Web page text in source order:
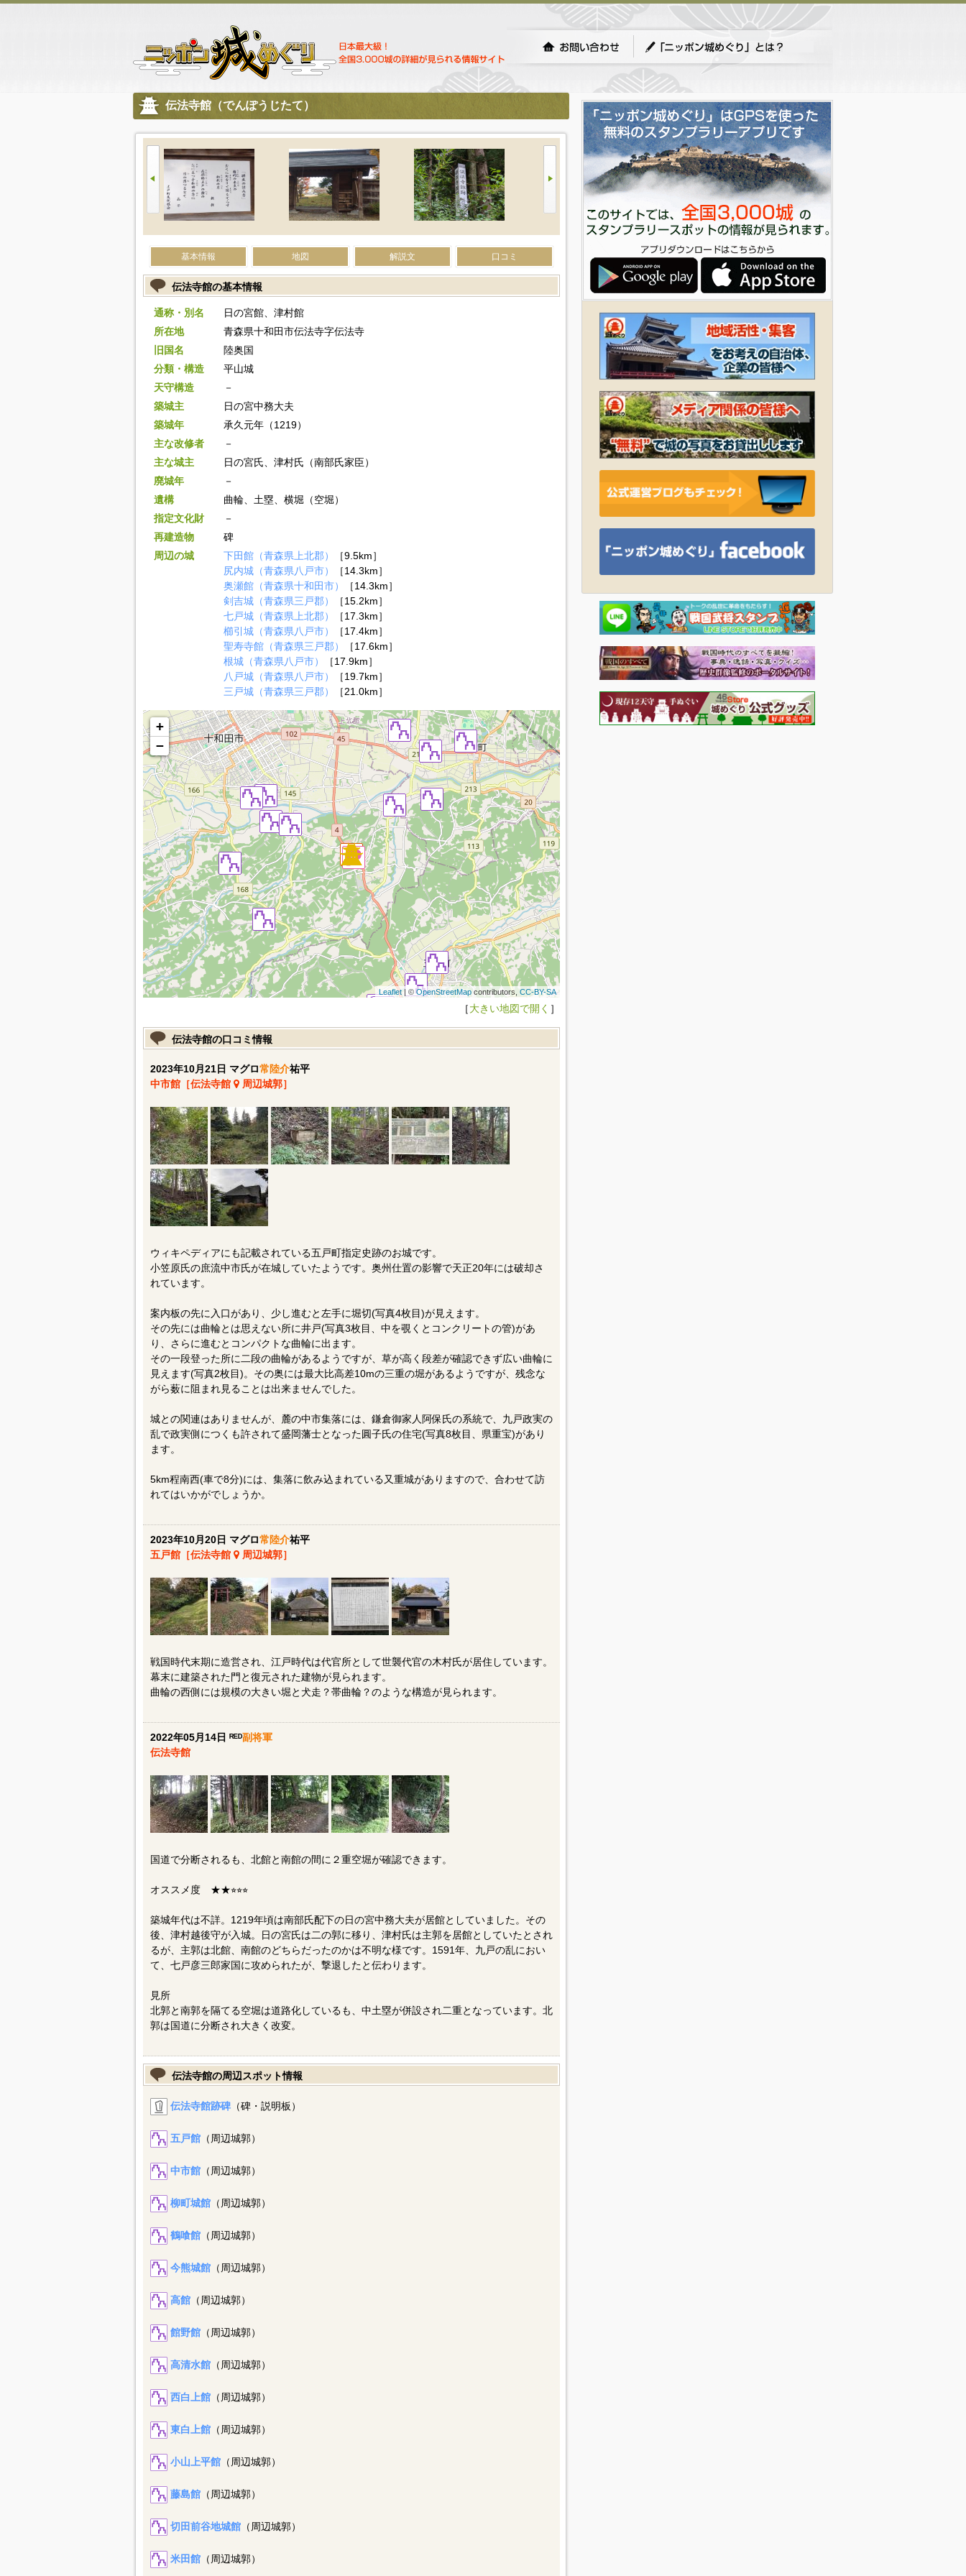
伝法寺館（でんぽうじたて）
基本情報 地図 解説文 口コミ
伝法寺館の基本情報
通称・別名
日の宮館、津村館
所在地
青森県十和田市伝法寺字伝法寺
旧国名
陸奥国
分類・構造
平山城
天守構造
－
築城主
日の宮中務大夫
築城年
承久元年（1219）
主な改修者
－
主な城主
日の宮氏、津村氏（南部氏家臣）
廃城年
－
遺構
曲輪、土塁、横堀（空堀）
指定文化財
－
再建造物
碑
周辺の城
下田館（青森県上北郡）
［9.5km］
尻内城（青森県八戸市）
［14.3km］
奥瀬館（青森県十和田市）
［14.3km］
剣吉城（青森県三戸郡）
［15.2km］
七戸城（青森県上北郡）
［17.3km］
櫛引城（青森県八戸市）
［17.4km］
聖寿寺館（青森県三戸郡）
［17.6km］
根城（青森県八戸市）
［17.9km］
八戸城（青森県八戸市）
［19.7km］
三戸城（青森県三戸郡）
［21.0km］
+
−
Leaflet| ©OpenStreetMapcontributors, CC-BY-SA
［大きい地図で開く ］
伝法寺館の口コミ情報
2023年10月21日 マグロ常陸介祐平
中市館［伝法寺館
周辺城郭］
ウィキペディアにも記載されている五戸町指定史跡のお城です。
小笠原氏の庶流中市氏が在城していたようです。奥州仕置の影響で天正20年には破却さ
れています。
案内板の先に入口があり、少し進むと左手に堀切(写真4枚目)が見えます。
その先には曲輪とは思えない所に井戸(写真3枚目、中を覗くとコンクリートの管)があ
り、さらに進むとコンパクトな曲輪に出ます。
その一段登った所に二段の曲輪があるようですが、草が高く段差が確認できず広い曲輪に
見えます(写真2枚目)。その奥には最大比高差10mの三重の堀があるようですが、残念な
がら薮に阻まれ見ることは出来ませんでした。
城との関連はありませんが、麓の中市集落には、鎌倉御家人阿保氏の系統で、九戸政実の
乱で政実側につくも許されて盛岡藩士となった圓子氏の住宅(写真8枚目、県重宝)があり
ます。
5km程南西(車で8分)には、集落に飲み込まれている又重城がありますので、合わせて訪
れてはいかがでしょうか。
2023年10月20日 マグロ常陸介祐平
五戸館［伝法寺館
周辺城郭］
戦国時代末期に造営され、江戸時代は代官所として世襲代官の木村氏が居住しています。
幕末に建築された門と復元された建物が見られます。
曲輪の西側には規模の大きい堀と犬走？帯曲輪？のような構造が見られます。
2022年05月14日 ᴿᴱᴰ副将軍
伝法寺館
国道で分断されるも、北館と南館の間に２重空堀が確認できます。
オススメ度 ★★⭐︎⭐︎⭐︎
築城年代は不詳。1219年頃は南部氏配下の日の宮中務大夫が居館としていました。その
後、津村越後守が入城。日の宮氏は二の郭に移り、津村氏は主郭を居館としていたとされ
るが、主郭は北館、南館のどちらだったのかは不明な様です。1591年、九戸の乱におい
て、七戸彦三郎家国に攻められたが、撃退したと伝わります。
見所
北郭と南郭を隔てる空堀は道路化しているも、中土塁が併設され二重となっています。北
郭は国道に分断され大きく改変。
伝法寺館の周辺スポット情報
伝法寺館跡碑（碑・説明板）
五戸館（周辺城郭）
中市館（周辺城郭）
柳町城館（周辺城郭）
鶴喰館（周辺城郭）
今熊城館（周辺城郭）
高館（周辺城郭）
館野館（周辺城郭）
高清水館（周辺城郭）
西白上館（周辺城郭）
東白上館（周辺城郭）
小山上平館（周辺城郭）
藤島館（周辺城郭）
切田前谷地城館（周辺城郭）
米田館（周辺城郭）